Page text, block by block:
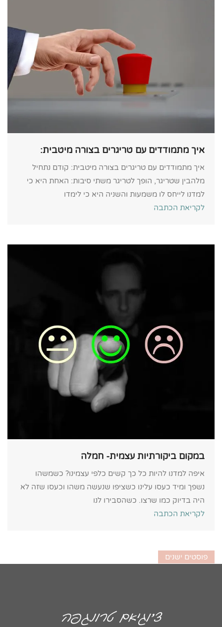
איך מתמודדים עם טריגרים בצורה מיטבית:
איך מתמודדים עם טריגרים בצורה מיטבית: קודם נתחיל
מלהבין שטריגר, הופך לטריגר משתי סיבות: האחת היא כי
למדנו לייחס לו משמעות והשניה היא כי לימדו
לקריאת הכתבה
במקום ביקורתיות עצמית- חמלה
איפה למדנו להיות כל כך קשים כלפי עצמינו? כשמשהו
נשפך ומיד כעסו עלינו כשציפו שנעשה משהו וכעסו שזה לא
היה בדיוק כמו שרצו. כשהסבירו לנו
לקריאת הכתבה
פוסטים ישנים
צ'וגיאם טרונגפה